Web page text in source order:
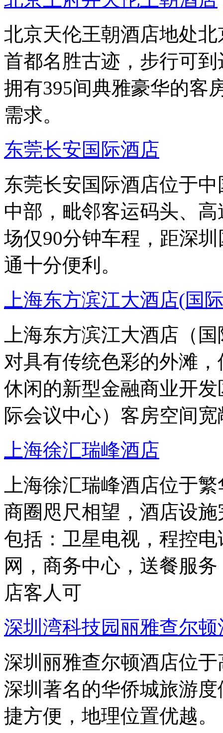
北京天伦王朝酒店地处
首都名胜古迹，步行可
拥有395间典雅豪华的客
需求。
东莞长安国际酒店
东莞长安国际酒店位于
中部，毗邻客运码头、
场仅90分钟车程，距深
通十分便利。
上海东方滨江大酒店(国
上海东方滨江大酒店（
对具有传统色彩的外滩
休闲的新型金融商业开
际会议中心）客房空间
上海徐汇瑞峰酒店
上海徐汇瑞峰酒店位于
商圈咫尺相望，酒店设
包括：卫星电视，程控
网，商务中心，送餐服
店客人可
深圳湾科技园丽雅查尔顿
深圳丽雅查尔顿酒店位
深圳著名的华侨城旅游
捷方便，地理位置优越。